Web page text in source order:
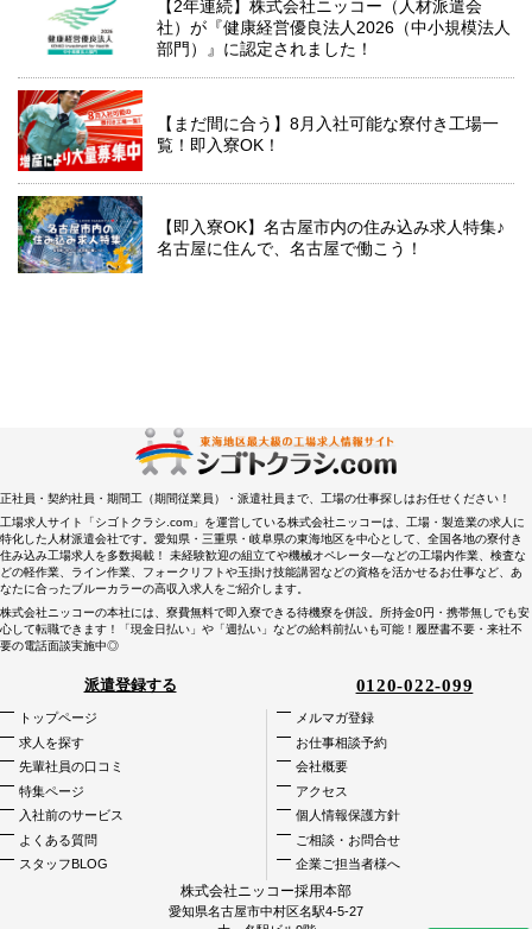
【2年連続】株式会社ニッコー（人材派遣会
社）が『健康経営優良法人2026（中小規模法人
部門）』に認定されました！
【まだ間に合う】8月入社可能な寮付き工場一
覧！即入寮OK！
【即入寮OK】名古屋市内の住み込み求人特集♪
名古屋に住んで、名古屋で働こう！
正社員・契約社員・期間工（期間従業員）・派遣社員まで、工場の仕事探しはお任せください！
工場求人サイト「シゴトクラシ.com」を運営している株式会社ニッコーは、工場・製造業の求人に
特化した人材派遣会社です。愛知県・三重県・岐阜県の東海地区を中心として、全国各地の寮付き
住み込み工場求人を多数掲載！ 未経験歓迎の組立てや機械オペレータ―などの工場内作業、検査な
どの軽作業、ライン作業、フォークリフトや玉掛け技能講習などの資格を活かせるお仕事など、あ
なたに合ったブルーカラーの高収入求人をご紹介します。
株式会社ニッコーの本社には、寮費無料で即入寮できる待機寮を併設。所持金0円・携帯無しでも安
心して転職できます！「現金日払い」や「週払い」などの給料前払いも可能！履歴書不要・来社不
要の電話面談実施中◎
派遣登録する 0120-022-099
トップページ
求人を探す
先輩社員の口コミ
特集ページ
入社前のサービス
よくある質問
スタッフBLOG
メルマガ登録
お仕事相談予約
会社概要
アクセス
個人情報保護方針
ご相談・お問合せ
企業ご担当者様へ
株式会社ニッコー採用本部
愛知県名古屋市中村区名駅4-5-27